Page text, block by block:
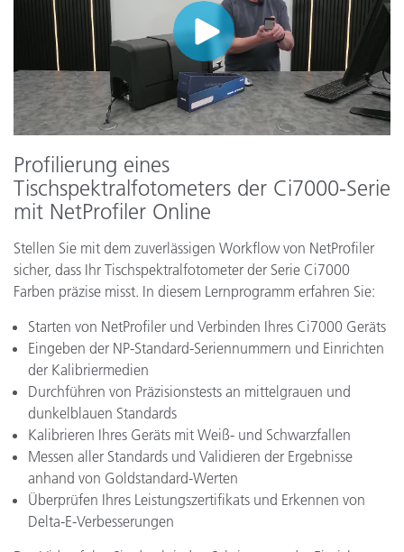
Profilierung eines
Tischspektralfotometers der Ci7000-Serie
mit NetProfiler Online
Stellen Sie mit dem zuverlässigen Workflow von NetProfiler
sicher, dass Ihr Tischspektralfotometer der Serie Ci7000
Farben präzise misst. In diesem Lernprogramm erfahren Sie:
Starten von NetProfiler und Verbinden Ihres Ci7000 Geräts
Eingeben der NP-Standard-Seriennummern und Einrichten
der Kalibriermedien
Durchführen von Präzisionstests an mittelgrauen und
dunkelblauen Standards
Kalibrieren Ihres Geräts mit Weiß- und Schwarzfallen
Messen aller Standards und Validieren der Ergebnisse
anhand von Goldstandard-Werten
Überprüfen Ihres Leistungszertifikats und Erkennen von
Delta-E-Verbesserungen